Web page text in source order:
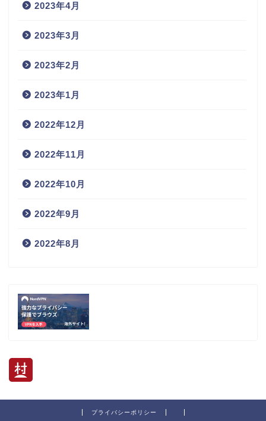
2023年4月
2023年3月
2023年2月
2023年1月
2022年12月
2022年11月
2022年10月
2022年9月
2022年8月
プライバシーポリシー